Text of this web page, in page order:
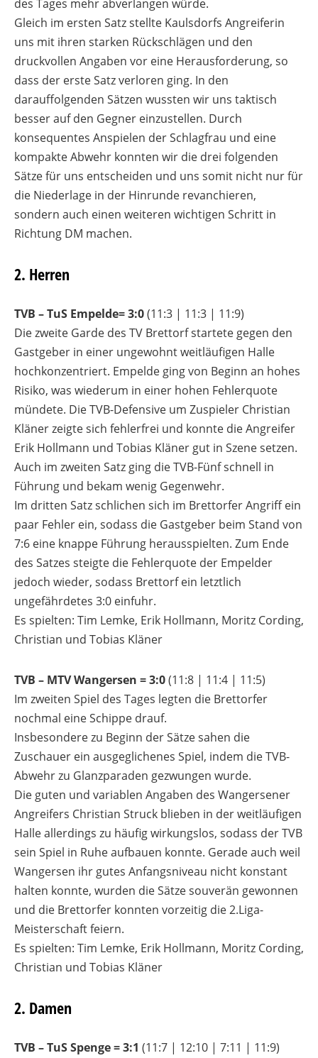
des Tages mehr abverlangen würde.
Gleich im ersten Satz stellte Kaulsdorfs Angreiferin
uns mit ihren starken Rückschlägen und den
druckvollen Angaben vor eine Herausforderung, so
dass der erste Satz verloren ging. In den
darauffolgenden Sätzen wussten wir uns taktisch
besser auf den Gegner einzustellen. Durch
konsequentes Anspielen der Schlagfrau und eine
kompakte Abwehr konnten wir die drei folgenden
Sätze für uns entscheiden und uns somit nicht nur für
die Niederlage in der Hinrunde revanchieren,
sondern auch einen weiteren wichtigen Schritt in
Richtung DM machen.
2. Herren
TVB – TuS Empelde=3:0(11:3 | 11:3 | 11:9)
Die zweite Garde des TV Brettorf startete gegen den
Gastgeber in einer ungewohnt weitläufigen Halle
hochkonzentriert. Empelde ging von Beginn an hohes
Risiko, was wiederum in einer hohen Fehlerquote
mündete. Die TVB-Defensive um Zuspieler Christian
Kläner zeigte sich fehlerfrei und konnte die Angreifer
Erik Hollmann und Tobias Kläner gut in Szene setzen.
Auch im zweiten Satz ging die TVB-Fünf schnell in
Führung und bekam wenig Gegenwehr.
Im dritten Satz schlichen sich im Brettorfer Angriff ein
paar Fehler ein, sodass die Gastgeber beim Stand von
7:6 eine knappe Führung herausspielten. Zum Ende
des Satzes steigte die Fehlerquote der Empelder
jedoch wieder, sodass Brettorf ein letztlich
ungefährdetes 3:0 einfuhr.
Es spielten: Tim Lemke, Erik Hollmann, Moritz Cording,
Christian und Tobias Kläner
TVB – MTV Wangersen =3:0(11:8 | 11:4 | 11:5)
Im zweiten Spiel des Tages legten die Brettorfer
nochmal eine Schippe drauf.
Insbesondere zu Beginn der Sätze sahen die
Zuschauer ein ausgeglichenes Spiel, indem die TVB-
Abwehr zu Glanzparaden gezwungen wurde.
Die guten und variablen Angaben des Wangersener
Angreifers Christian Struck blieben in der weitläufigen
Halle allerdings zu häufig wirkungslos, sodass der TVB
sein Spiel in Ruhe aufbauen konnte. Gerade auch weil
Wangersen ihr gutes Anfangsniveau nicht konstant
halten konnte, wurden die Sätze souverän gewonnen
und die Brettorfer konnten vorzeitig die 2.Liga-
Meisterschaft feiern.
Es spielten: Tim Lemke, Erik Hollmann, Moritz Cording,
Christian und Tobias Kläner
2. Damen
TVB – TuS Spenge = 3:1 (11:7 | 12:10 | 7:11 | 11:9)